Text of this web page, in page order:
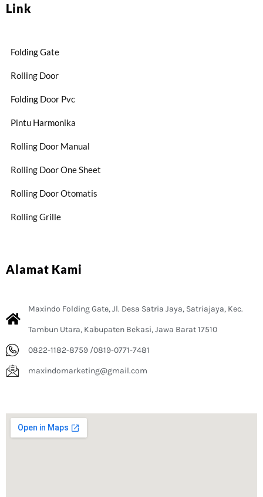
Link
Folding Gate
Rolling Door
Folding Door Pvc
Pintu Harmonika
Rolling Door Manual
Rolling Door One Sheet
Rolling Door Otomatis
Rolling Grille
Alamat Kami
Maxindo Folding Gate, Jl. Desa Satria Jaya, Satriajaya, Kec.
Tambun Utara, Kabupaten Bekasi, Jawa Barat 17510
0822-1182-8759 /0819-0771-7481
maxindomarketing@gmail.com